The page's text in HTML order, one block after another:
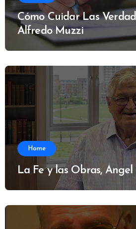
Cómo Cuidar Las
Alfredo Muzzi
Home
La Fe y las Obras,